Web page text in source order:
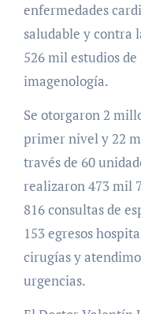
enfermedades
saludable y contra
526 mil estudios
imagenología.
Se otorgaron 2
primer nivel y 22
través de 60
realizaron 473 mil
816 consultas de
153 egresos
cirugías y
urgencias.